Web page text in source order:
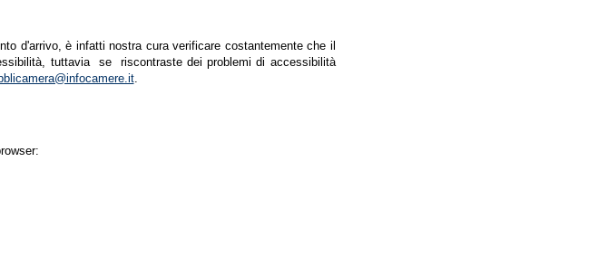
d'arrivo, è infatti nostra cura verificare costantemente che il
tuttavia se riscontraste dei problemi di accessibilità
.